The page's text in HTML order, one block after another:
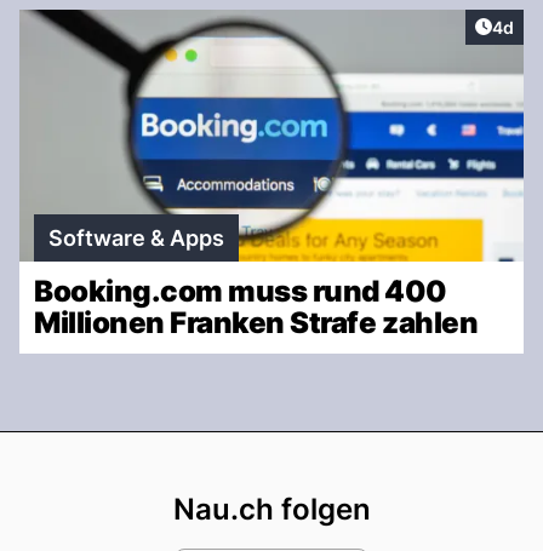
4d
Software & Apps
Booking.com muss rund 400
Millionen Franken Strafe zahlen
Nau.ch folgen